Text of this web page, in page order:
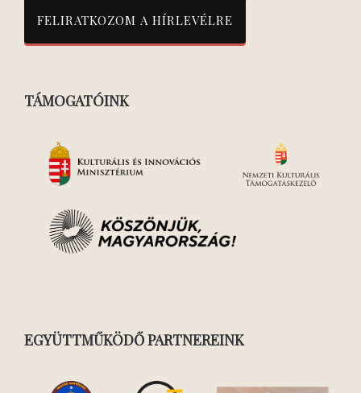
TÁMOGATÓINK
EGYÜTTMŰKÖDŐ PARTNEREINK